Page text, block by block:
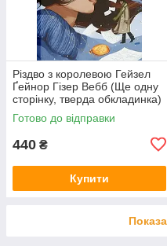
Різдво з королевою Гейзел
Ґейнор Гізер Вебб (Ще одну
сторінку, тверда обкладинка)
Готово до відправки
440 ₴
Купити